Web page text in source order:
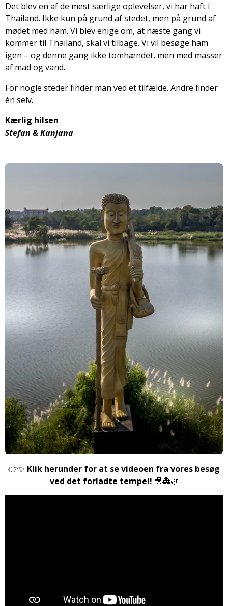
Det blev en af de mest særlige oplevelser, vi har haft i
Thailand. Ikke kun på grund af stedet, men på grund af
mødet med ham. Vi blev enige om, at næste gang vi
kommer til Thailand, skal vi tilbage. Vi vil besøge ham
igen – og denne gang ikke tomhændet, men med masser
af mad og vand.
For nogle steder finder man ved et tilfælde. Andre finder
én selv.
Kærlig hilsen
Stefan & Kanjana
👉✨ Klik herunder for at se videoen fra vores besøg
ved det forladte tempel! 🎥🏯🌿